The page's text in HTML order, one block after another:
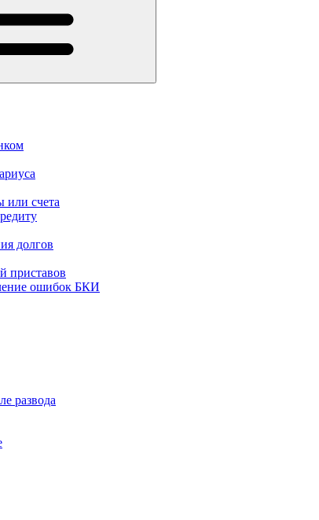
или счета
долгов
приставов
ошибок БКИ
развода